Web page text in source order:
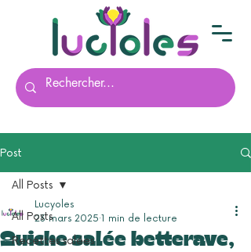
Post
All Posts
Recettes salées
All Posts
Quiche salée betterave,
Lucyoles
23 mars 2025 1 min de lecture